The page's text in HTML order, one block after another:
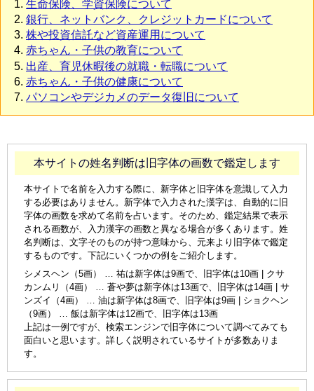
生命保険、学資保険について
銀行、ネットバンク、クレジットカードについて
株や投資信託など資産運用について
赤ちゃん・子供の教育について
出産、育児休暇後の就職・転職について
赤ちゃん・子供の健康について
パソコンやデジカメのデータ復旧について
本サイトの姓名判断は旧字体の画数で鑑定します
本サイトで名前を入力する際に、新字体と旧字体を意識して入力
する必要はありません。新字体で入力された漢字は、自動的に旧
字体の画数を求めて名前を占います。そのため、鑑定結果で表示
される画数が、入力漢字の画数と異なる場合が多くあります。姓
名判断は、文字そのものが持つ意味から、元来より旧字体で鑑定
するものです。下記にいくつかの例をご紹介します。
シメスヘン（5画） … 祐は新字体は9画で、旧字体は10画 | クサ
カンムリ（4画） … 蒼や夢は新字体は13画で、旧字体は14画 | サ
ンズイ（4画） … 油は新字体は8画で、旧字体は9画 | ショクヘン
（9画） … 飯は新字体は12画で、旧字体は13画
上記は一例ですが、検索エンジンで旧字体について調べてみても
面白いと思います。詳しく説明されているサイトが多数ありま
す。